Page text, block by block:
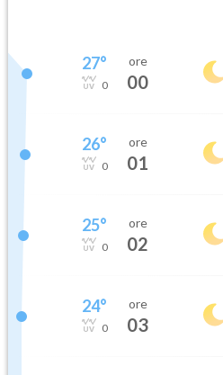
27°
0
ore
00
26°
0
ore
01
25°
0
ore
02
24°
0
ore
03